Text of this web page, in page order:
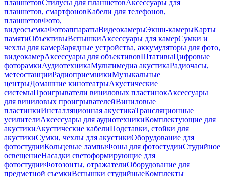
планшетовСтилусы для планшетовАксессуары для
планшетов, смартфоновКабели для телефонов,
планшетовФото,
видеосъемкаФотоаппаратыВидеокамерыЭкшн-камерыКарты
памятиОбъективыВспышкиАксессуары для камерСумки и
чехлы для камерЗарядные устройства, аккумуляторы для фото,
видеокамерАксессуары для объективовШтативыЦифровые
фоторамкиАудиотехникаМультимедиа акустикаРадиочасы,
метеостанцииРадиоприемникиМузыкальные
центрыДомашние кинотеатрыАкустические
системыПроигрыватели виниловых пластинокАксессуары
для виниловых проигрывателейВиниловые
пластинкиИнсталляционная акустикаТрансляционные
усилителиАксессуары для аудиотехникиКомплектующие для
акустикиАкустические кабелиПодставки, стойки для
акустикиСумки, чехлы для акустикиОборудование для
фотостудииКольцевые лампыФоны для фотостудииСтудийное
освещениеНасадки светоформирующие для
фотостудииФотозонты, отражателиОборудование для
предметной съемкиВспышки студийныеКомплекты